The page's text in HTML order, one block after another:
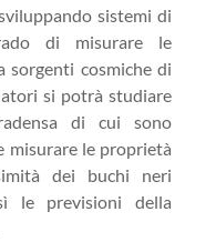
sistemi di
di misurare le
cosmiche di
si potrà studiare
di cui sono
misurare le proprietà
dei buchi neri
le previsioni della